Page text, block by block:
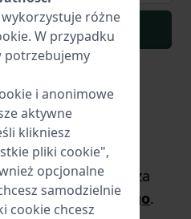
się
Nasz zespół
pomoże!
stronę
do nas zapytanie za
kontaktowego.
różne
. W przypadku
potrzebujemy
i anonimowe
aktywne
klikniesz
pliki cookie",
opcjonalne
samodzielnie
cookie chcesz